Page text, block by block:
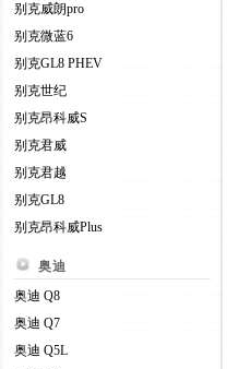
别克威朗pro
别克微蓝6
别克GL8 PHEV
别克世纪
别克昂科威S
别克君威
别克君越
别克GL8
别克昂科威Plus
奥迪
奥迪 Q8
奥迪 Q7
奥迪 Q5L